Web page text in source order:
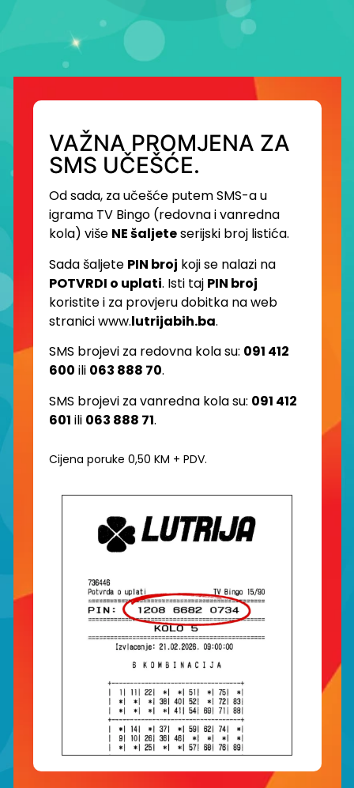
VAŽNA PROMJENA ZA
SMS UČEŠĆE.
Od sada, za učešće putem SMS-a u
igrama TV Bingo (redovna i vanredna
kola) više NE šaljeteserijski broj listića.
Sada šaljete PIN broj koji se nalazi na
POTVRDI o uplati. Isti taj PIN broj
koristite i za provjeru dobitka na web
stranici www.lutrijabih.ba.
SMS brojevi za redovna kola su: 091 412
600 ili 063 888 70.
SMS brojevi za vanredna kola su: 091 412
601 ili 063 888 71.
Cijena poruke 0,50 KM + PDV.